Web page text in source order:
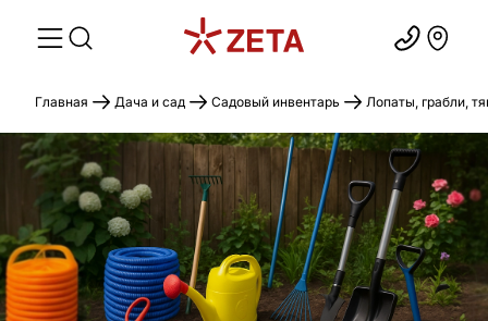
Главная Дача и сад Садовый инвентарь Лопаты, грабли,